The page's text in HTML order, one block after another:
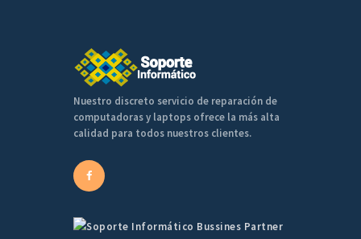
Nuestro discreto servicio de reparación de
computadoras y laptops ofrece la más alta
calidad para todos nuestros clientes.